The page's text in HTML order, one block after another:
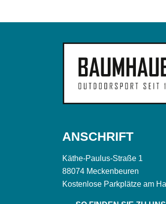
ANSCHRIFT
Käthe-Paulus-Straße 1
88074 Meckenbeuren
Kostenlose Parkplätze am